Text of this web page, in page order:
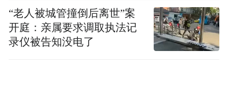
“老人被城管撞倒后离世”案
开庭：亲属要求调取执法记
录仪被告知没电了